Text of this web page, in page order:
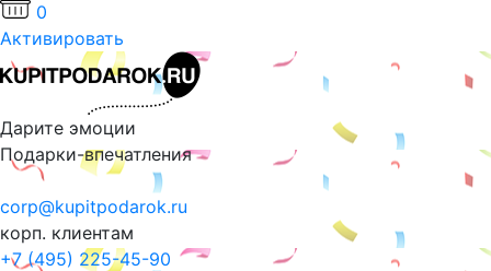
0
Активировать
Дарите эмоции
Подарки-впечатления
corp@kupitpodarok.ru
корп. клиентам
+7 (495) 225-45-90